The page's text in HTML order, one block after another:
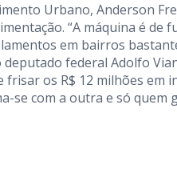
Urbano, Anderson
“A máquina é de
em bairros
federal Adolfo
os R$ 12 milhões
se com a outra e só quem